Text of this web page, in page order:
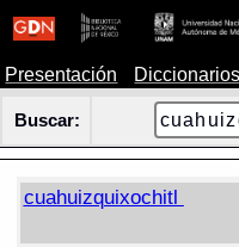
Presentación Diccionarios
Buscar:
cuahuizquixochitl